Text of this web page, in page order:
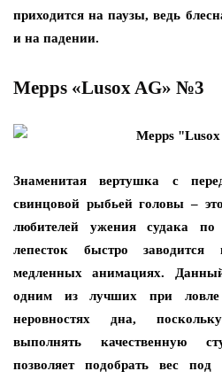
приходится на паузы, ведь
и на падении.
Mepps «Lusox AG» №3
Знаменитая вертушка с
свинцовой рыбьей головы –
любителей ужения судака
лепесток быстро
медленных анимациях.
одним из лучших при
неровностях дна,
выполнять качественную
позволяет подобрать вес